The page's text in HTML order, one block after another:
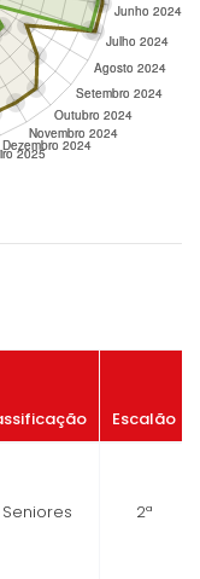
Escalão
Seniores 2ª